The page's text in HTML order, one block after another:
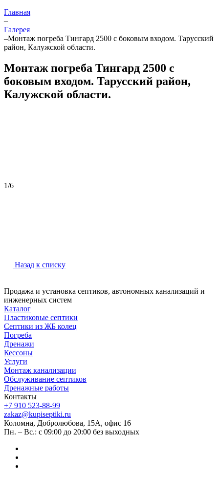
Главная
–
Галерея
–Монтаж погреба Тингард 2500 с боковым входом. Тарусский
район, Калужской области.
Монтаж погреба Тингард 2500 с
боковым входом. Тарусский район,
Калужской области.
1/6
Назад к списку
Продажа и установка септиков, автономных канализаций и
инженерных систем
Каталог
Пластиковые септики
Септики из ЖБ колец
Погреба
Дренажи
Кессоны
Услуги
Монтаж канализации
Обслуживание септиков
Дренажные работы
Контакты
+7 910 523-88-99
zakaz@kupiseptiki.ru
Коломна, Добролюбова, 15А, офис 16
Пн. – Вс.: с 09:00 до 20:00 без выходных